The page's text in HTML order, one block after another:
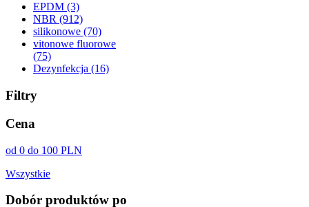
EPDM (3)
NBR (912)
silikonowe (70)
vitonowe fluorowe
(75)
Dezynfekcja (16)
Filtry
Cena
od 0 do 100 PLN
Wszystkie
Dobór produktów po